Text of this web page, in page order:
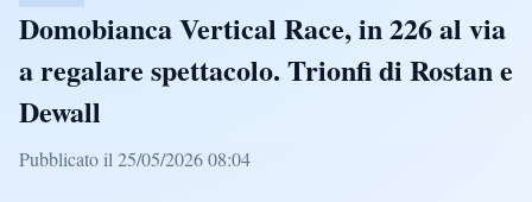
Domobianca Vertical Race, in 226 al via
a regalare spettacolo. Trionfi di Rostan e
Dewall
Pubblicato il 25/05/2026 08:04